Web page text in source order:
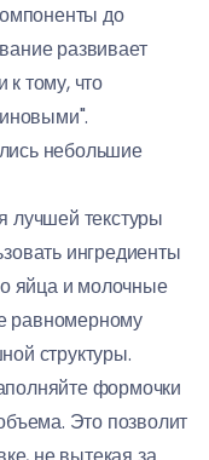
до
развивает
к тому, что
небольшие
лучшей текстуры
ингредиенты
яйца и молочные
равномерному
структуры.
формочки
Это позволит